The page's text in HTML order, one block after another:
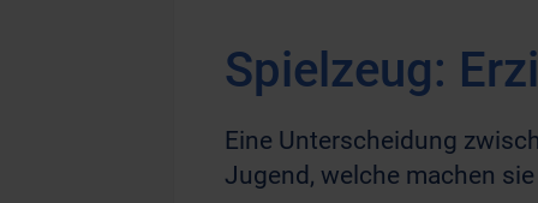
Spielzeug:
Eine Unterscheidung
Jugend, welche machen